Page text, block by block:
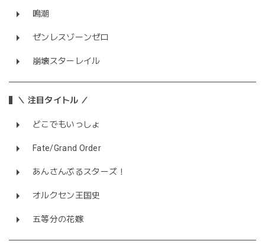
鳴潮
ゼンレスゾーンゼロ
崩壊スターレイル
＼ 注目タイトル ／
どこでもいっしょ
Fate/Grand Order
あんさんぶるスターズ！
オルクセン王国史
五等分の花嫁